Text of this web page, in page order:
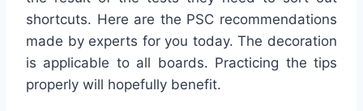
shortcuts. Here are the PSC recommendations
made by experts for you today. The decoration
is applicable to all boards. Practicing the tips
properly will hopefully benefit.